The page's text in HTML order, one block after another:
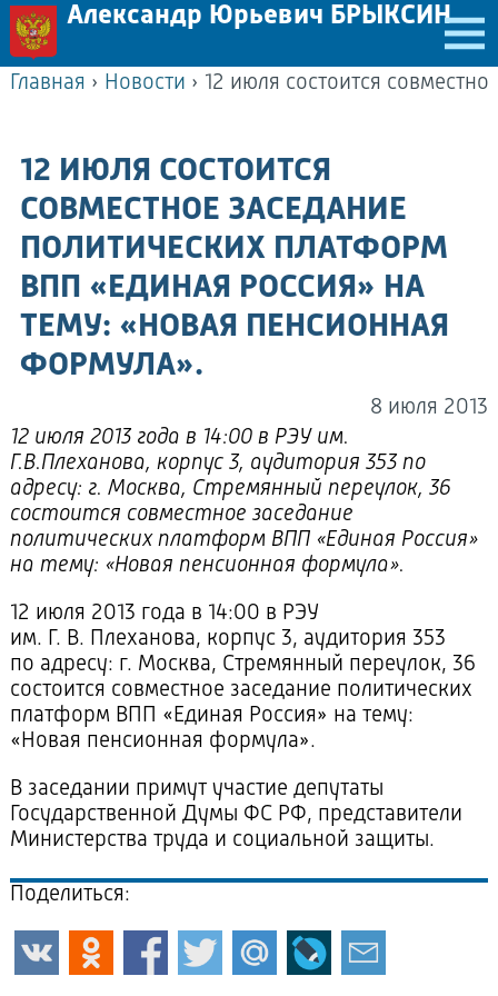
Александр Юрьевич БРЫКСИН
Главная › Новости ›
12 ИЮЛЯ СОСТОИТСЯ
СОВМЕСТНОЕ ЗАСЕДАНИЕ
ПОЛИТИЧЕСКИХ ПЛАТФОРМ
ВПП «ЕДИНАЯ РОССИЯ» НА
ТЕМУ: «НОВАЯ ПЕНСИОННАЯ
ФОРМУЛА».
8 июля 2013
12 июля 2013 года в 14:00 в РЭУ им.
Г.В.Плеханова, корпус 3, аудитория 353 по
адресу: г. Москва, Стремянный переулок, 36
состоится совместное заседание
политических платформ ВПП «Единая Россия»
на тему: «Новая пенсионная формула».
12 июля 2013 года в 14:00 в РЭУ
им. Г. В. Плеханова, корпус 3, аудитория 353
по адресу: г. Москва, Стремянный переулок, 36
состоится совместное заседание политических
платформ ВПП «Единая Россия» на тему:
«Новая пенсионная формула».
В заседании примут участие депутаты
Государственной Думы ФС РФ, представители
Министерства труда и социальной защиты.
Поделиться: